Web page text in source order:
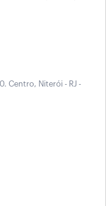
Centro, Niterói - RJ -